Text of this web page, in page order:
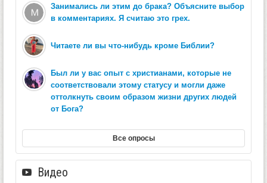
Занимались ли этим до брака? Объясните выбор
в комментариях. Я считаю это грех.
Читаете ли вы что-нибудь кроме Библии?
Был ли у вас опыт с христианами, которые не
соответствовали этому статусу и могли даже
оттолкнуть своим образом жизни других людей
от Бога?
Все опросы
Видео